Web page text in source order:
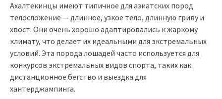
Ахалтекинцы имеют типичное для азиатских пород
телосложение — длинное, узкое тело, длинную гриву и
хвост. Они очень хорошо адаптировались к жаркому
климату, что делает их идеальными для экстремальных
условий. Эта порода лошадей часто используется для
конкурсов экстремальных видов спорта, таких как
дистанционное бегство и выездка для
хантерджампинга.